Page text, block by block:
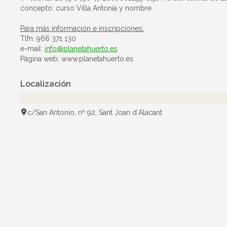
concepto: curso Villa Antonia y nombre.
Para más información e inscripciones:
Tlfn: 966 371 130
e-mail: info@planetahuerto.es
Página web: www.planetahuerto.es
Localización
c/San Antonio, nº 92, Sant Joan d´Alacant